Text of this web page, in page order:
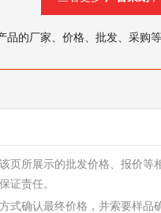
品的厂家、价格、批发、采购
页所展示的批发价格、报价
证责任。
式确认最终价格，并索要样品